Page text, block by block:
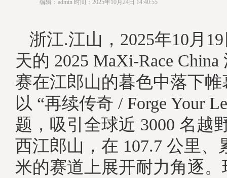
编辑：admin 时间：2025年10月24日 14:40:55
浙江.江山，2025年10月
天的 2025 MaXi-Race
赛在江郎山的暮色中落下
以 “再续传奇 / Forge Your
题，吸引全球近 3000 名越
西江郎山，在 107.7 公里、
米的赛道上展开耐力角逐